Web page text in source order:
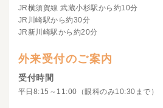
JR横須賀線 武蔵小杉駅から約10分
JR川崎駅から約30分
JR新川崎駅から約20分
外来受付のご案内
受付時間
平日8:15～11:00（眼科のみ10:30まで）